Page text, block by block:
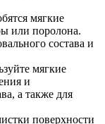
мягкие
или поролона.
состава и
мягкие
и
а также для
поверхности